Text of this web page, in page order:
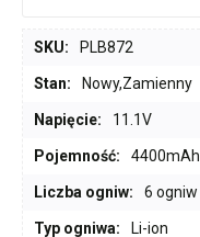
SKU: PLB872
Stan: Nowy,Zamienny
Napięcie: 11.1V
Pojemność: 4400mAh
Liczba ogniw: 6 ogniw
Typ ogniwa: Li-ion